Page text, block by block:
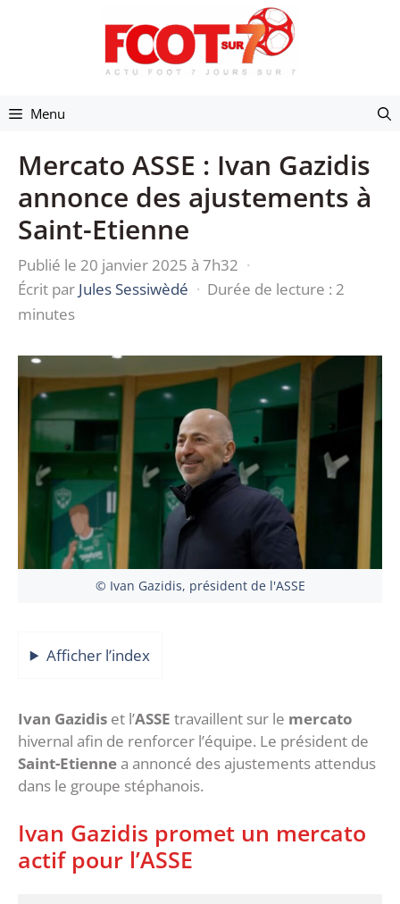
Menu
Mercato ASSE : Ivan Gazidis
annonce des ajustements à
Saint-Etienne
Publié le 20 janvier 2025 à 7h32 ·
Écrit par Jules Sessiwèdé · Durée de lecture : 2
minutes
© Ivan Gazidis, président de l'ASSE
Afficher l’index
Ivan Gazidis et l’ASSE travaillent sur le mercato
hivernal afin de renforcer l’équipe. Le président de
Saint-Etiennea annoncé des ajustements attendus
dans le groupe stéphanois.
Ivan Gazidis promet un mercato
actif pour l’ASSE